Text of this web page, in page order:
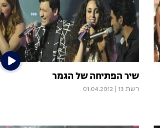
שיר הפתיחה של הגמר
רשת 13 01.04.2012